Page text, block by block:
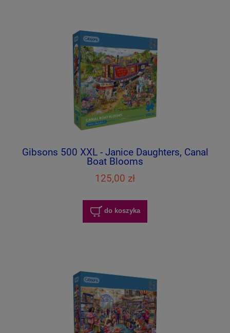
Gibsons 500 XXL - Janice Daughters, Canal
Boat Blooms
125,00 zł
do koszyka